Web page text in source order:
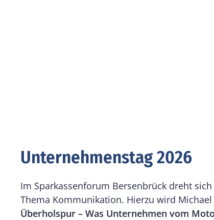
Unternehmenstag 2026
Im Sparkassenforum Bersenbrück dreht
Thema Kommunikation. Hierzu wird
Überholspur – Was Unternehmen vom